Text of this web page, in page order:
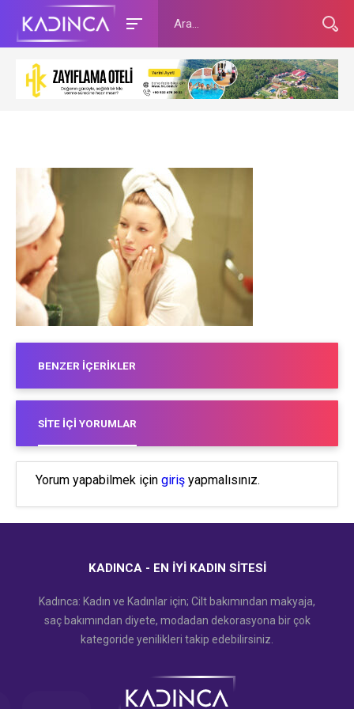
BENZER İÇERIKLER
SITE İÇI YORUMLAR
Yorum yapabilmek için giriş yapmalısınız.
KADINCA - EN İYI KADIN SITESI
Kadınca: Kadın ve Kadınlar için; Cilt bakımından makyaja,
saç bakımından diyete, modadan dekorasyona bir çok
kategoride yenilikleri takip edebilirsiniz.